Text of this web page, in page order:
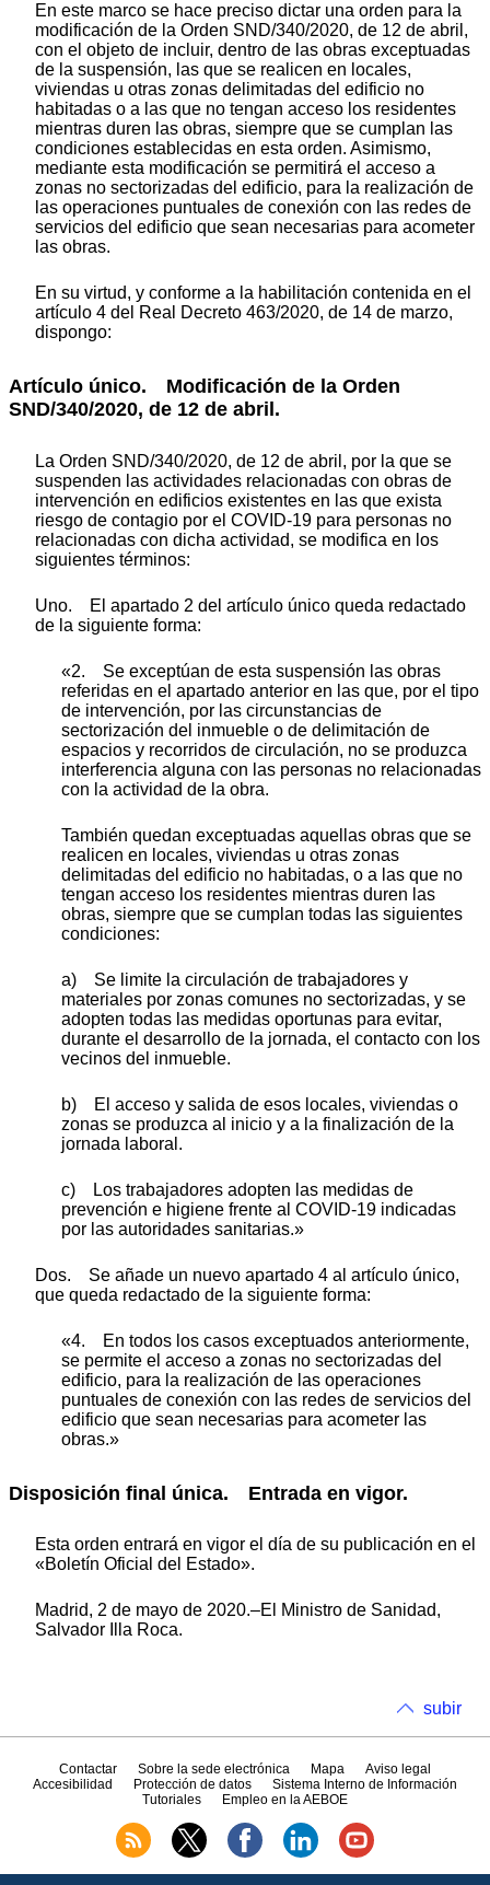
En este marco se hace preciso dictar una orden para la
modificación de la Orden SND/340/2020, de 12 de abril,
con el objeto de incluir, dentro de las obras exceptuadas
de la suspensión, las que se realicen en locales,
viviendas u otras zonas delimitadas del edificio no
habitadas o a las que no tengan acceso los residentes
mientras duren las obras, siempre que se cumplan las
condiciones establecidas en esta orden. Asimismo,
mediante esta modificación se permitirá el acceso a
zonas no sectorizadas del edificio, para la realización de
las operaciones puntuales de conexión con las redes de
servicios del edificio que sean necesarias para acometer
las obras.
En su virtud, y conforme a la habilitación contenida en el
artículo 4 del Real Decreto 463/2020, de 14 de marzo,
dispongo:
Artículo único. Modificación de la Orden
SND/340/2020, de 12 de abril.
La Orden SND/340/2020, de 12 de abril, por la que se
suspenden las actividades relacionadas con obras de
intervención en edificios existentes en las que exista
riesgo de contagio por el COVID-19 para personas no
relacionadas con dicha actividad, se modifica en los
siguientes términos:
Uno. El apartado 2 del artículo único queda redactado
de la siguiente forma:
«2. Se exceptúan de esta suspensión las obras
referidas en el apartado anterior en las que, por el tipo
de intervención, por las circunstancias de
sectorización del inmueble o de delimitación de
espacios y recorridos de circulación, no se produzca
interferencia alguna con las personas no relacionadas
con la actividad de la obra.
También quedan exceptuadas aquellas obras que se
realicen en locales, viviendas u otras zonas
delimitadas del edificio no habitadas, o a las que no
tengan acceso los residentes mientras duren las
obras, siempre que se cumplan todas las siguientes
condiciones:
a) Se limite la circulación de trabajadores y
materiales por zonas comunes no sectorizadas, y se
adopten todas las medidas oportunas para evitar,
durante el desarrollo de la jornada, el contacto con los
vecinos del inmueble.
b) El acceso y salida de esos locales, viviendas o
zonas se produzca al inicio y a la finalización de la
jornada laboral.
c) Los trabajadores adopten las medidas de
prevención e higiene frente al COVID-19 indicadas
por las autoridades sanitarias.»
Dos. Se añade un nuevo apartado 4 al artículo único,
que queda redactado de la siguiente forma:
«4. En todos los casos exceptuados anteriormente,
se permite el acceso a zonas no sectorizadas del
edificio, para la realización de las operaciones
puntuales de conexión con las redes de servicios del
edificio que sean necesarias para acometer las
obras.»
Disposición final única. Entrada en vigor.
Esta orden entrará en vigor el día de su publicación en el
«Boletín Oficial del Estado».
Madrid, 2 de mayo de 2020.–El Ministro de Sanidad,
Salvador Illa Roca.
subir
Contactar Sobre la sede electrónica Mapa
Aviso legal
Accesibilidad
Protección de datos
Sistema Interno de Información
Tutoriales
Empleo en la AEBOE